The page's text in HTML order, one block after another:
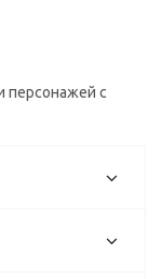
персонажей с